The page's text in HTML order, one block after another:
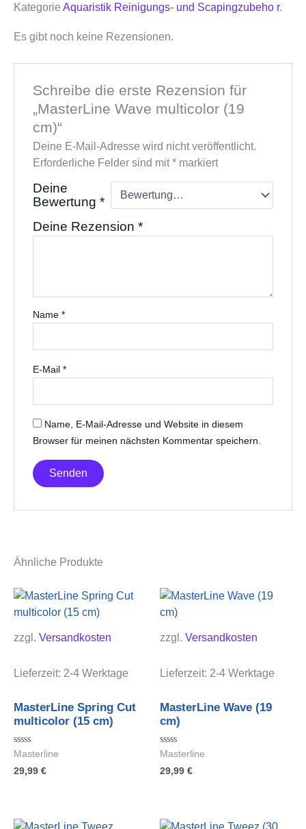
Kategorie Aquaristik Reinigungs- und Scapingzubeho r.
Es gibt noch keine Rezensionen.
Schreibe die erste Rezension für
„MasterLine Wave multicolor (19
cm)“
Deine E-Mail-Adresse wird nicht veröffentlicht.
Erforderliche Felder sind mit*markiert
Deine
Bewertung *
Deine Rezension *
Name *
E-Mail *
Name, E-Mail-Adresse und Website in diesem
Browser für meinen nächsten Kommentar speichern.
Ähnliche Produkte
zzgl. Versandkosten
Lieferzeit: 2-4 Werktage
MasterLine Spring Cut
multicolor (15 cm)
Bewertet
0
Masterline
29,99 €
zzgl. Versandkosten
Lieferzeit: 2-4 Werktage
MasterLine Wave (19
cm)
Bewertet
0
Masterline
29,99 €